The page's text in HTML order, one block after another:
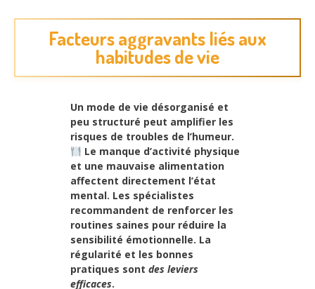
Facteurs aggravants liés aux
habitudes de vie
Un mode de vie désorganisé et
peu structuré peut amplifier les
risques de troubles de l’humeur.
Le manque d’activité physique
et une mauvaise alimentation
affectent directement l’état
mental. Les spécialistes
recommandent de renforcer les
routines saines pour réduire la
sensibilité émotionnelle. La
régularité et les bonnes
pratiques sont des leviers
efficaces.